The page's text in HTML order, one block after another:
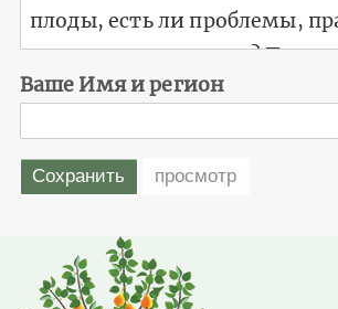
Ваше Имя и регион